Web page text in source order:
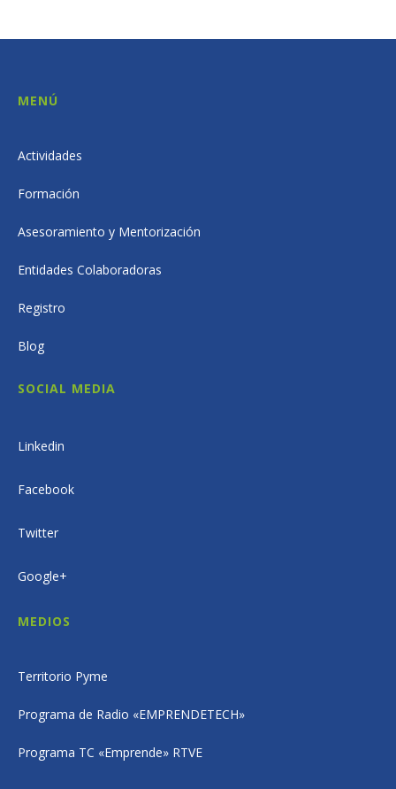
MENÚ
Actividades
Formación
Asesoramiento y Mentorización
Entidades Colaboradoras
Registro
Blog
SOCIAL MEDIA
Linkedin
Facebook
Twitter
Google+
MEDIOS
Territorio Pyme
Programa de Radio «EMPRENDETECH»
Programa TC «Emprende» RTVE